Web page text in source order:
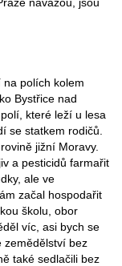
na polích kolem
Bystřice nad
které leží u lesa
se statkem rodičů.
jižní Moravy.
a pesticidů farmařit
ale ve
začal hospodařit
školu, obor
víc, asi bych se
zemědělství bez
také sedlačili bez